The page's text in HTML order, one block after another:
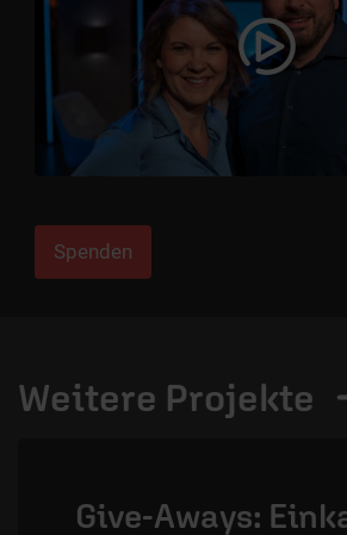
Video
Spenden
Weitere Projekte
Give-Aways: